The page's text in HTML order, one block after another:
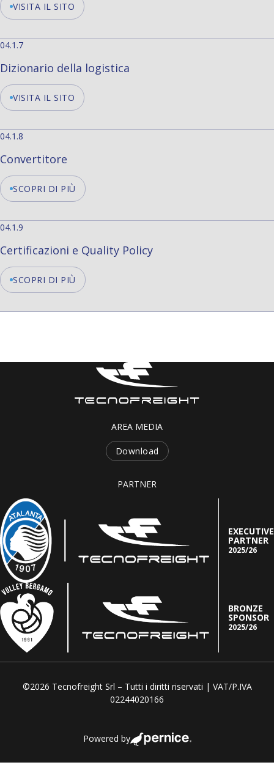
VISITA IL SITO
04.1.7
Dizionario della logistica
VISITA IL SITO
04.1.8
Convertitore
SCOPRI DI PIÙ
04.1.9
Certificazioni e Quality Policy
SCOPRI DI PIÙ
AREA MEDIA
Download
PARTNER
EXECUTIVE
PARTNER
2025/26
BRONZE
SPONSOR
2025/26
©2026 Tecnofreight Srl – Tutti i diritti riservati | VAT/P.IVA
02244020166
Powered by